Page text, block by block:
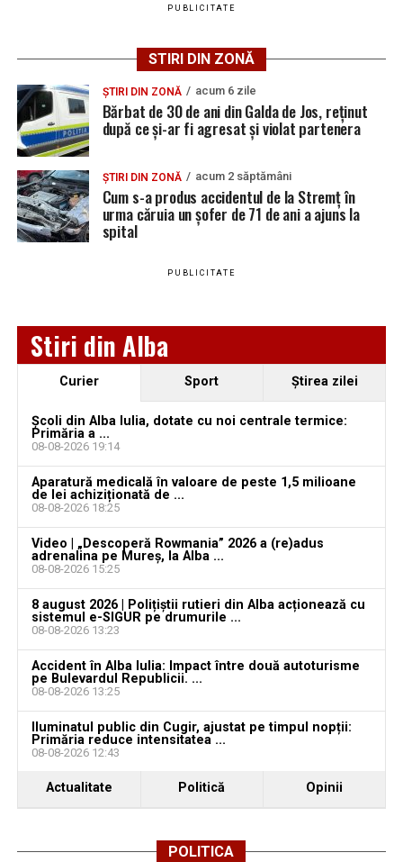
preferată pe Google
Urmărește Ziarul Unirea pe Social Media
YouTube Instagram WhatsApp TikTok
Jaf de peste 300.000 de euro, la Teiuș. Familia
păgubită susține că ancheta bate pasul pe loc, la
aproape o lună de la spargere
Locuri de muncă în Sântimbru, disponibile la 4
august 2026. AJOFM Alba a publicat lista posturilor
vacante
Locuri de muncă în Galda de Jos, disponibile la 4
august 2026. AJOFM Alba a publicat lista posturilor
vacante
Locuri de muncă în Teiuș, disponibile la 4 august
2026. AJOFM Alba a publicat lista posturilor
vacante
Bărbat de 30 de ani din Galda de Jos, reținut după
PUBLICITATE
STIRI DIN ZONĂ
ȘTIRI DIN ZONĂ acum 6 zile
Bărbat de 30 de ani din Galda de Jos, reținut
după ce și-ar fi agresat și violat partenera
ȘTIRI DIN ZONĂ acum 2 săptămâni
Cum s-a produs accidentul de la Stremț în
urma căruia un șofer de 71 de ani a ajuns la
spital
PUBLICITATE
Stiri din Alba
Curier Sport Ştirea zilei
Școli din Alba Iulia, dotate cu noi centrale termice:
Primăria a ...
08-08-2026 19:14
Aparatură medicală în valoare de peste 1,5 milioane
de lei achiziționată de ...
08-08-2026 18:25
Video | „Descoperă Rowmania” 2026 a (re)adus
adrenalina pe Mureș, la Alba ...
08-08-2026 15:25
8 august 2026 | Polițiștii rutieri din Alba acționează cu
sistemul e-SIGUR pe drumurile ...
08-08-2026 13:23
Accident în Alba Iulia: Impact între două autoturisme
pe Bulevardul Republicii. ...
08-08-2026 13:25
Iluminatul public din Cugir, ajustat pe timpul nopții:
Primăria reduce intensitatea ...
08-08-2026 12:43
Actualitate Politică Opinii
POLITICA